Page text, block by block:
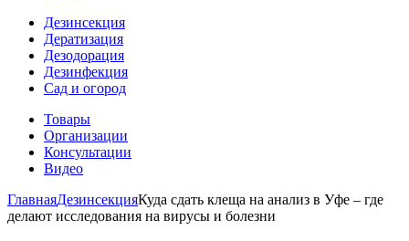
Дезинсекция
Дератизация
Дезодорация
Дезинфекция
Сад и огород
Товары
Организации
Консультации
Видео
ГлавнаяДезинсекцияКуда сдать клеща на анализ в Уфе – где
делают исследования на вирусы и болезни